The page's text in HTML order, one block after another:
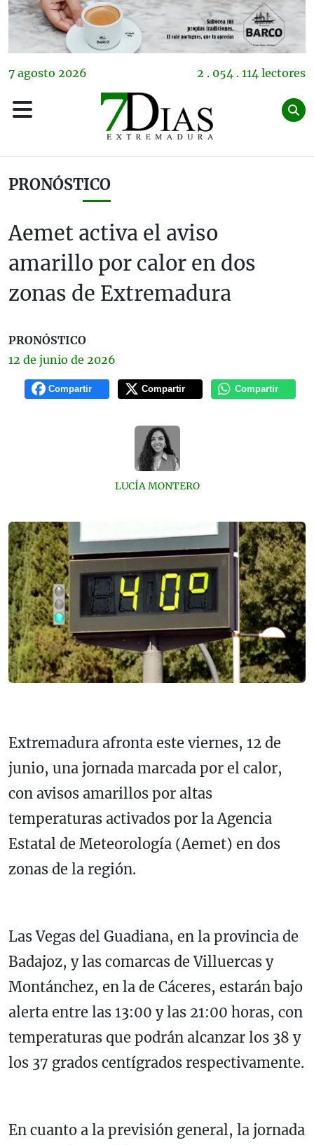
7 agosto 2026 2 . 054 . 114 lectores
PRONÓSTICO
Aemet activa el aviso
amarillo por calor en dos
zonas de Extremadura
PRONÓSTICO
12 de junio de 2026
Compartir Compartir Compartir
LUCÍA MONTERO
Extremadura afronta este viernes, 12 de
junio, una jornada marcada por el calor,
con avisos amarillos por altas
temperaturas activados por la Agencia
Estatal de Meteorología (Aemet) en dos
zonas de la región.
Las Vegas del Guadiana, en la provincia de
Badajoz, y las comarcas de Villuercas y
Montánchez, en la de Cáceres, estarán bajo
alerta entre las 13:00 y las 21:00 horas, con
temperaturas que podrán alcanzar los 38 y
los 37 grados centígrados respectivamente.
En cuanto a la previsión general, la jornada